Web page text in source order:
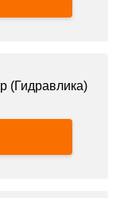
(Гидравлика)